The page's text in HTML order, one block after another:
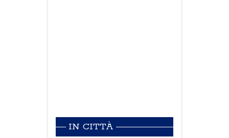
IN CITTÀ